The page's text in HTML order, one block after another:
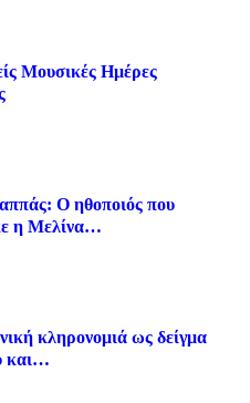
Μουσικές Ημέρες
Ο ηθοποιός που
η Μελίνα…
κληρονομιά ως δείγμα
και…